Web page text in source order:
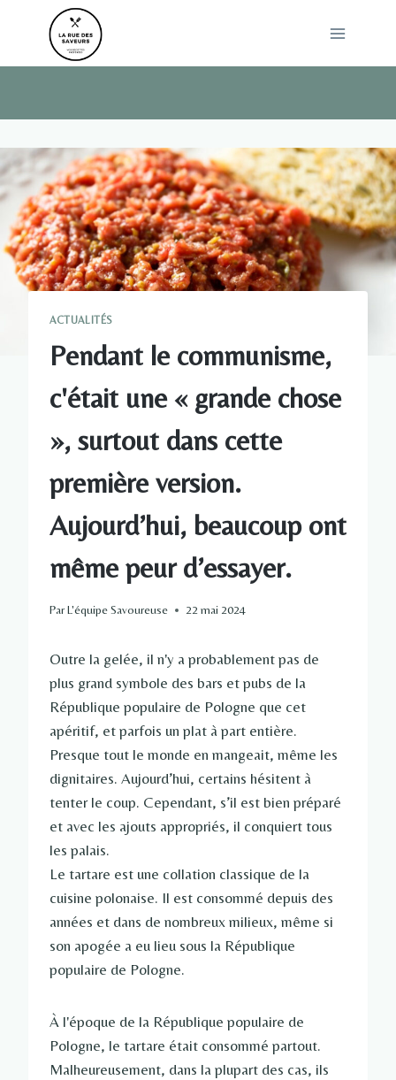
ACTUALITÉS
Pendant le communisme,
c'était une « grande chose
», surtout dans cette
première version.
Aujourd’hui, beaucoup ont
même peur d’essayer.
ParL'équipe Savoureuse 22 mai 2024
Outre la gelée, il n'y a probablement pas de
plus grand symbole des bars et pubs de la
République populaire de Pologne que cet
apéritif, et parfois un plat à part entière.
Presque tout le monde en mangeait, même les
dignitaires. Aujourd’hui, certains hésitent à
tenter le coup. Cependant, s’il est bien préparé
et avec les ajouts appropriés, il conquiert tous
les palais.
Le tartare est une collation classique de la
cuisine polonaise. Il est consommé depuis des
années et dans de nombreux milieux, même si
son apogée a eu lieu sous la République
populaire de Pologne.
À l'époque de la République populaire de
Pologne, le tartare était consommé partout.
Malheureusement, dans la plupart des cas, ils